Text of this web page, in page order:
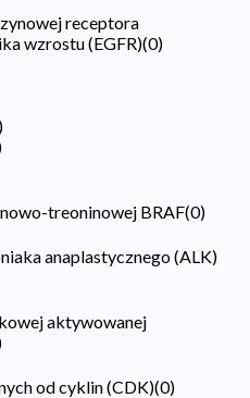
receptora
wzrostu (EGFR)(0)
treoninowej BRAF(0)
anaplastycznego (ALK)
aktywowanej
od cyklin (CDK)(0)